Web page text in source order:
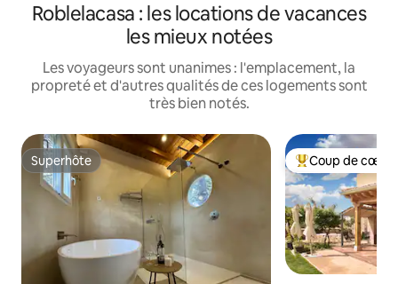
Roblelacasa : les locations de vacances
les mieux notées
Les voyageurs sont unanimes : l'emplacement, la
propreté et d'autres qualités de ces logements sont
très bien notés.
Superhôte
Superhôte Coup de cœur
Coup de cœur